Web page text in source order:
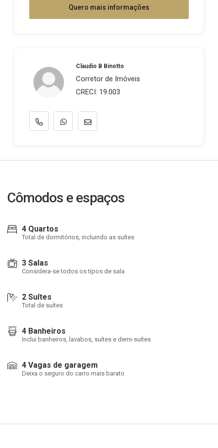
Quero mais informações
Claudio B Binotto
Corretor de Imóveis
CRECI: 19.003
Cômodos e espaços
4 Quartos
Total de dormitórios, incluindo as suítes
3 Salas
Considera-se todos os tipos de sala
2 Suítes
Total de suítes
4 Banheiros
Inclui banheiros, lavabos, suítes e demi-suítes
4 Vagas de garagem
Deixa o seguro do carro mais barato